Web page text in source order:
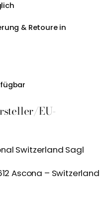
& Retoure in
EU-
Switzerland Sagl
Ascona – Switzerland